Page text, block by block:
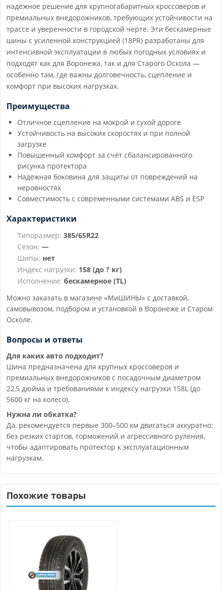
надёжное решение для крупногабаритных кроссоверов и
премиальных внедорожников, требующих устойчивости на
трассе и уверенности в городской черте. Эти бескамерные
шины с усиленной конструкцией (18PR) разработаны для
интенсивной эксплуатации в любых погодных условиях и
подходят как для Воронежа, так и для Старого Оскола —
особенно там, где важны долговечность, сцепление и
комфорт при высоких нагрузках.
Преимущества
Отличное сцепление на мокрой и сухой дороге
Устойчивость на высоких скоростях и при полной
загрузке
Повышенный комфорт за счёт сбалансированного
рисунка протектора
Надёжная боковина для защиты от повреждений на
неровностях
Совместимость с современными системами ABS и ESP
Характеристики
Типоразмер: 385/65R22
Сезон: —
Шипы: нет
Индекс нагрузки: 158 (до ? кг)
Исполнение: бескамерное (TL)
Можно заказать в магазине «МиШИНЫ» с доставкой,
самовывозом, подбором и установкой в Воронеже и Старом
Осколе.
Вопросы и ответы
Для каких авто подходит?
Шина предназначена для крупных кроссоверов и
премиальных внедорожников с посадочным диаметром
22,5 дюйма и требованиями к индексу нагрузки 158L (до
5600 кг на колесо).
Нужна ли обкатка?
Да, рекомендуется первые 300–500 км двигаться аккуратно:
без резких стартов, торможений и агрессивного руления,
чтобы адаптировать протектор к эксплуатационным
нагрузкам.
Похожие товары